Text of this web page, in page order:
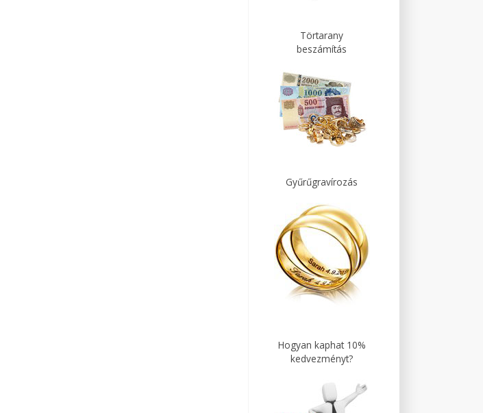
Törtarany
beszámítás
Gyűrűgravírozás
Hogyan kaphat 10%
kedvezményt?